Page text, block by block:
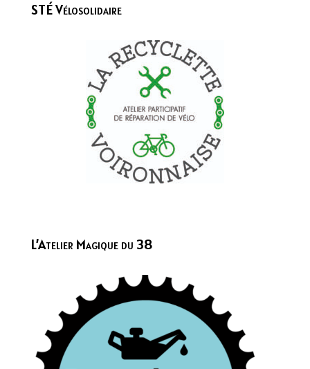
STÉ Vélosolidaire
L’Atelier Magique du 38